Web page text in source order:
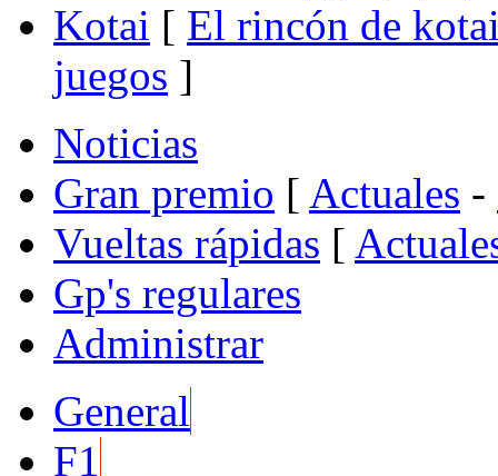
Kotai [ El rincón de
juegos ]
Noticias
Gran premio [ Actuales -
Vueltas rápidas [
Gp's regulares
Administrar
General
F1